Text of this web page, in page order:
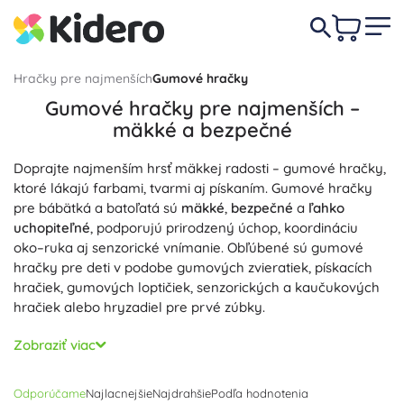
Hračky pre najmenšíchGumové hračky
Gumové hračky pre najmenších –
mäkké a bezpečné
Doprajte najmenším hrsť mäkkej radosti – gumové hračky,
ktoré lákajú farbami, tvarmi aj pískaním. Gumové hračky
pre bábätká a batoľatá sú mäkké, bezpečné a ľahko
uchopiteľné, podporujú prirodzený úchop, koordináciu
oko–ruka aj senzorické vnímanie. Obľúbené sú gumové
hračky pre deti v podobe gumových zvieratiek, pískacích
hračiek, gumových loptičiek, senzorických a kaučukových
hračiek alebo hryzadiel pre prvé zúbky.
Gumové hračky do kúpeľa a hračky do vody premenia čas
vo vani na zábavu: plávajú na hladine, príjemne sa stláčajú
Textúrované povrchy, rôzne tvary a kontrastné farby
Zobraziť viac
OdporúčameNajlacnejšieNajdrahšiePodľa hodnotenia